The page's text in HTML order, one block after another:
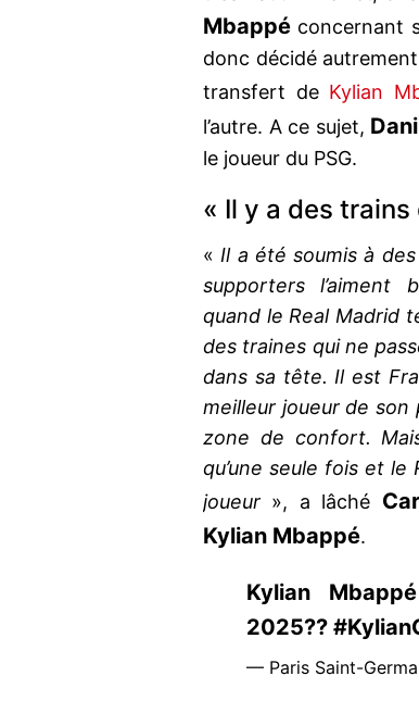
Mbappé concernant
donc décidé
transfert de Kylian
l’autre. A ce sujet,
le joueur du PSG.
« Il y a des trains
«Il a été soumis à
supporters l’aiment
quand le Real Madrid
des traines qui ne
dans sa tête. Il est
meilleur joueur de
zone de confort.
qu’une seule fois et le
joueur », a lâché
Kylian Mbappé.
Kylian
2025??
— Paris Saint-